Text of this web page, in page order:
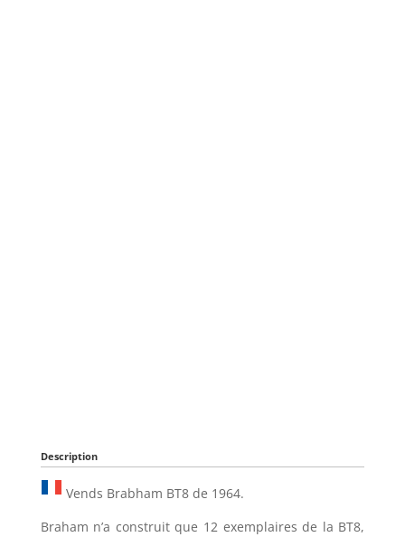
Description
Vends Brabham BT8 de 1964.
Braham n’a construit que 12 exemplaires de la BT8,